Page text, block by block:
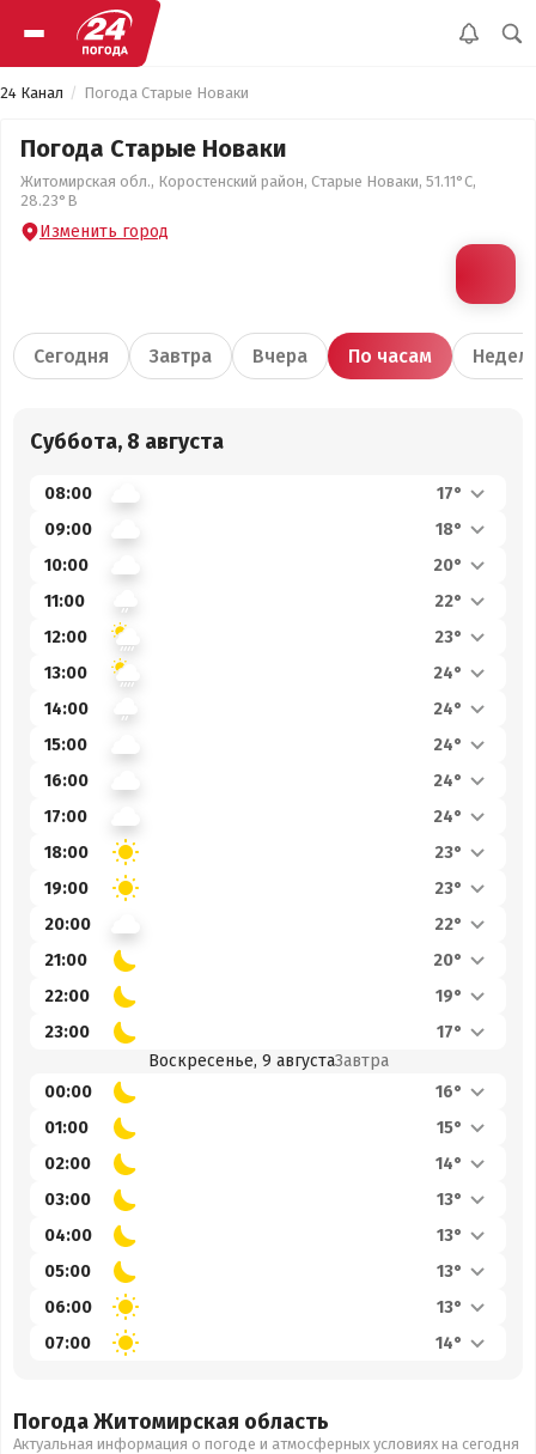
24 Канал Погода Старые Новаки
Погода Старые Новаки
Житомирская обл., Коростенский район, Старые Новаки, 51.11°С,
28.23°В
Изменить город
Сегодня Завтра Вчера По часам
Суббота, 8 августа
08:00
17°
09:00
18°
10:00
20°
11:00
22°
12:00
23°
13:00
24°
14:00
24°
15:00
24°
16:00
24°
17:00
24°
18:00
23°
19:00
23°
20:00
22°
21:00
20°
22:00
19°
23:00
17°
Воскресенье, 9 августаЗавтра
00:00
16°
01:00
15°
02:00
14°
03:00
13°
04:00
13°
05:00
13°
06:00
13°
07:00
14°
Погода Житомирская область
Актуальная информация о погоде и атмосферных условиях на сегодня